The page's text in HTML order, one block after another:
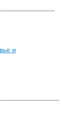
и